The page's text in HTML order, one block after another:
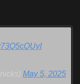
May 5, 2025